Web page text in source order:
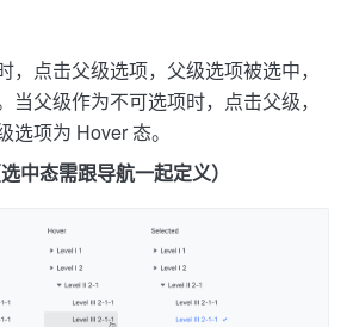
，点击父级选项，父级选项被选中，
当父级作为不可选项时，点击父级，
选项为 Hover 态。
中态需跟导航一起定义）